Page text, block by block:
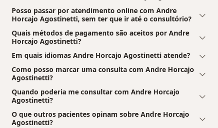
Posso passar por atendimento online com Andre
Horcajo Agostinetti, sem ter que ir até o consultório?
Quais métodos de pagamento são aceitos por Andre
Horcajo Agostinetti?
Em quais idiomas Andre Horcajo Agostinetti atende?
Como posso marcar uma consulta com Andre Horcajo
Agostinetti?
Quando poderia me consultar com Andre Horcajo
Agostinetti?
O que outros pacientes opinam sobre Andre Horcajo
Agostinetti?